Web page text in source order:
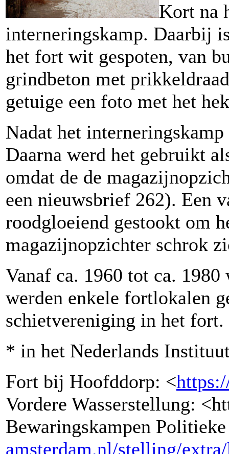
Kort na
interneringskamp. Daarbij
het fort wit gespoten, van
grindbeton met
getuige een foto met het
Nadat het
Daarna werd het gebruikt
omdat de de
een nieuwsbrief 262). Een
roodgloeiend gestookt om
magazijnopzichter schrok
Vanaf ca. 1960 tot ca.
werden enkele fortlokalen
schietvereniging in het fort.
* in het Nederlands
Fort bij Hoofddorp: <
Vordere Wasserstellung:
Bewaringskampen
amsterdam.nl/stelling/